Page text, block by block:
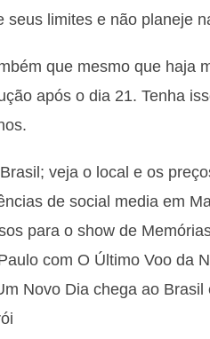
seus limites e não planeje
que mesmo que haja
após o dia 21. Tenha
veja o local e os
de social media em
para o show de
com O Último Voo da
Novo Dia chega ao